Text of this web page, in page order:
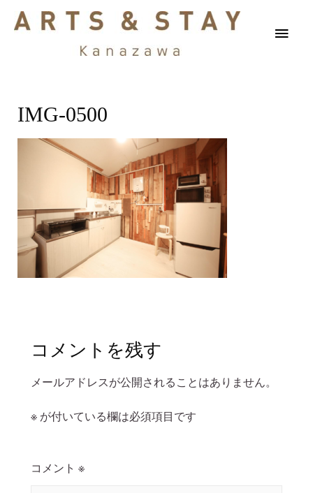
IMG-0500
コメントを残す
メールアドレスが公開されることはありません。
※が付いている欄は必須項目です
コメント ※